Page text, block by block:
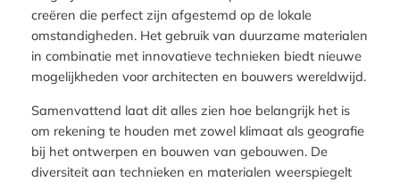
creëren die perfect zijn afgestemd op de lokale
omstandigheden. Het gebruik van duurzame materialen
in combinatie met innovatieve technieken biedt nieuwe
mogelijkheden voor architecten en bouwers wereldwijd.
Samenvattend laat dit alles zien hoe belangrijk het is
om rekening te houden met zowel klimaat als geografie
bij het ontwerpen en bouwen van gebouwen. De
diversiteit aan technieken en materialen weerspiegelt